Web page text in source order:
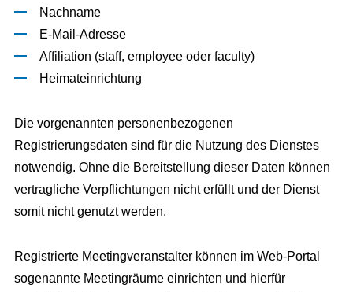
Nachname
E-Mail-Adresse
Affiliation (staff, employee oder faculty)
Heimateinrichtung
Die vorgenannten personenbezogenen
Registrierungsdaten sind für die Nutzung des Dienstes
notwendig. Ohne die Bereitstellung dieser Daten können
vertragliche Verpflichtungen nicht erfüllt und der Dienst
somit nicht genutzt werden.
Registrierte Meetingveranstalter können im Web-Portal
sogenannte Meetingräume einrichten und hierfür